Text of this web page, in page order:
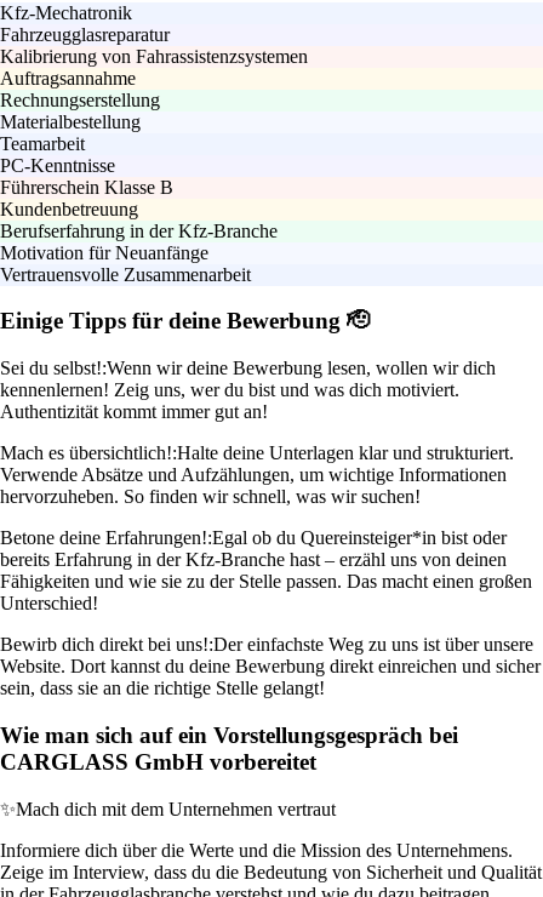
Kfz-Mechatronik
Fahrzeugglasreparatur
Kalibrierung von Fahrassistenzsystemen
Auftragsannahme
Rechnungserstellung
Materialbestellung
Teamarbeit
PC-Kenntnisse
Führerschein Klasse B
Kundenbetreuung
Berufserfahrung in der Kfz-Branche
Motivation für Neuanfänge
Vertrauensvolle Zusammenarbeit
Einige Tipps für deine Bewerbung 🫡
Sei du selbst!:Wenn wir deine Bewerbung lesen, wollen wir dich
kennenlernen! Zeig uns, wer du bist und was dich motiviert.
Authentizität kommt immer gut an!
Mach es übersichtlich!:Halte deine Unterlagen klar und strukturiert.
Verwende Absätze und Aufzählungen, um wichtige Informationen
hervorzuheben. So finden wir schnell, was wir suchen!
Betone deine Erfahrungen!:Egal ob du Quereinsteiger*in bist oder
bereits Erfahrung in der Kfz-Branche hast – erzähl uns von deinen
Fähigkeiten und wie sie zu der Stelle passen. Das macht einen großen
Unterschied!
Bewirb dich direkt bei uns!:Der einfachste Weg zu uns ist über unsere
Website. Dort kannst du deine Bewerbung direkt einreichen und sicher
sein, dass sie an die richtige Stelle gelangt!
Wie man sich auf ein Vorstellungsgespräch bei
CARGLASS GmbH vorbereitet
✨Mach dich mit dem Unternehmen vertraut
Informiere dich über die Werte und die Mission des Unternehmens.
Zeige im Interview, dass du die Bedeutung von Sicherheit und Qualität